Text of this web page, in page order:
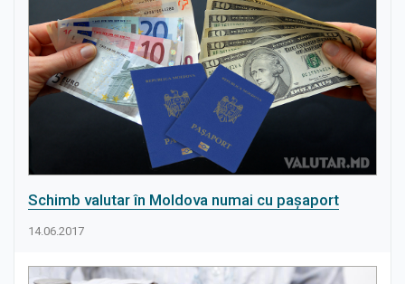
Schimb valutar în Moldova numai cu pașaport
14.06.2017